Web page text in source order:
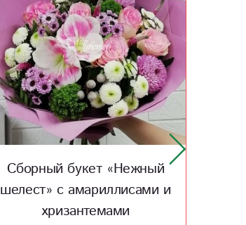
Сборный букет «Нежный
шелест» с амариллисами и
хризантемами